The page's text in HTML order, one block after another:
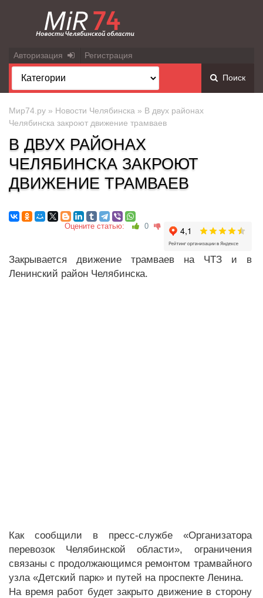
Авторизация Регистрация
Поиск
Мир74.ру » Новости Челябинска » В двух районах
Челябинска закроют движение трамваев
В ДВУХ РАЙОНАХ
ЧЕЛЯБИНСКА ЗАКРОЮТ
ДВИЖЕНИЕ ТРАМВАЕВ
Оцените статью: 0
Закрывается движение трамваев на ЧТЗ и в
Ленинский район Челябинска.
Как сообщили в пресс-службе «Организатора
перевозок Челябинской области», ограничения
связаны с продолжающимся ремонтом трамвайного
узла «Детский парк» и путей на проспекте Ленина.
На время работ будет закрыто движение в сторону